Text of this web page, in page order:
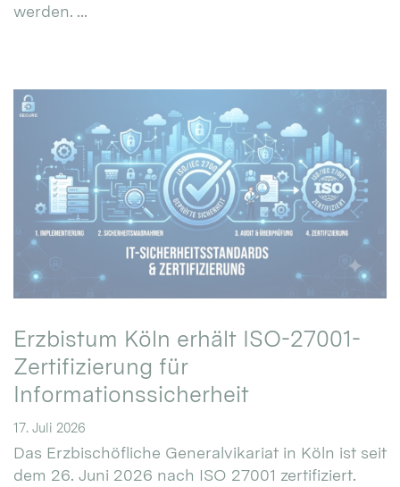
werden. ...
Erzbistum Köln erhält ISO-27001-
Zertifizierung für
Informationssicherheit
17. Juli 2026
Das Erzbischöfliche Generalvikariat in Köln ist seit
dem 26. Juni 2026 nach ISO 27001 zertifiziert.